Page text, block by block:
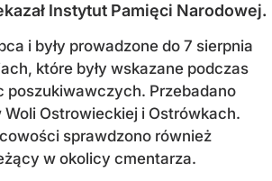
Instytut Pamięci Narodowej.
i były prowadzone do 7 sierpnia
które były wskazane podczas
poszukiwawczych. Przebadano
Woli Ostrowieckiej i Ostrówkach.
sprawdzono również
w okolicy cmentarza.